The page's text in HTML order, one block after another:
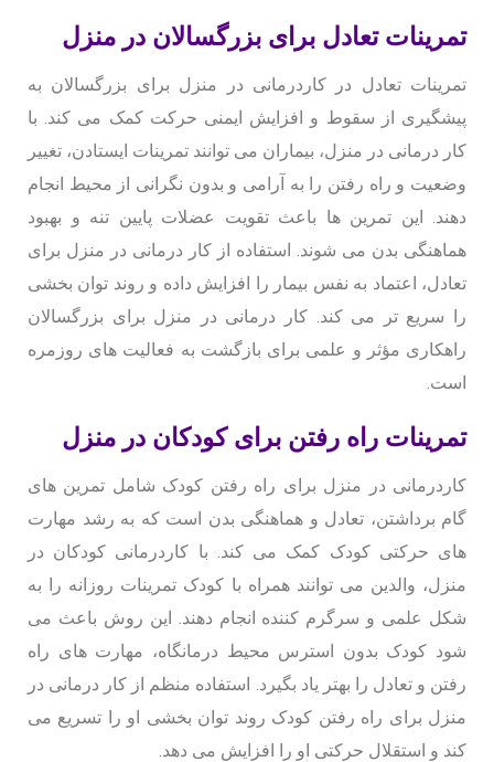
تمرینات تعادل برای بزرگسالان در منزل
تمرینات تعادل در کاردرمانی در منزل برای بزرگسالان به
پیشگیری از سقوط و افزایش ایمنی حرکت کمک می کند. با
کار درمانی در منزل، بیماران می توانند تمرینات ایستادن، تغییر
وضعیت و راه رفتن را به آرامی و بدون نگرانی از محیط انجام
دهند. این تمرین ها باعث تقویت عضلات پایین تنه و بهبود
هماهنگی بدن می شوند. استفاده از کار درمانی در منزل برای
تعادل، اعتماد به نفس بیمار را افزایش داده و روند توان بخشی
را سریع تر می کند. کار درمانی در منزل برای بزرگسالان
راهکاری مؤثر و علمی برای بازگشت به فعالیت های روزمره
است.
تمرینات راه رفتن برای کودکان در منزل
کاردرمانی در منزل برای راه رفتن کودک شامل تمرین های
گام برداشتن، تعادل و هماهنگی بدن است که به رشد مهارت
های حرکتی کودک کمک می کند. با کاردرمانی کودکان در
منزل، والدین می توانند همراه با کودک تمرینات روزانه را به
شکل علمی و سرگرم کننده انجام دهند. این روش باعث می
شود کودک بدون استرس محیط درمانگاه، مهارت های راه
رفتن و تعادل را بهتر یاد بگیرد. استفاده منظم از کار درمانی در
منزل برای راه رفتن کودک روند توان بخشی او را تسریع می
کند و استقلال حرکتی او را افزایش می دهد.